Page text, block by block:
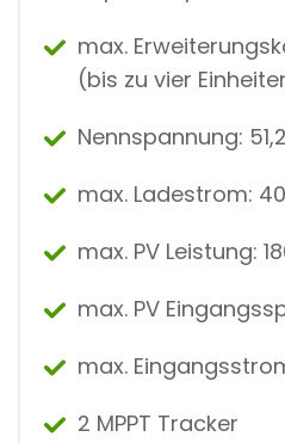
max.
(bis zu vier
Nennspannung:
max. Ladestrom:
max. PV Leistung:
max. PV
max.
2 MPPT Tracker